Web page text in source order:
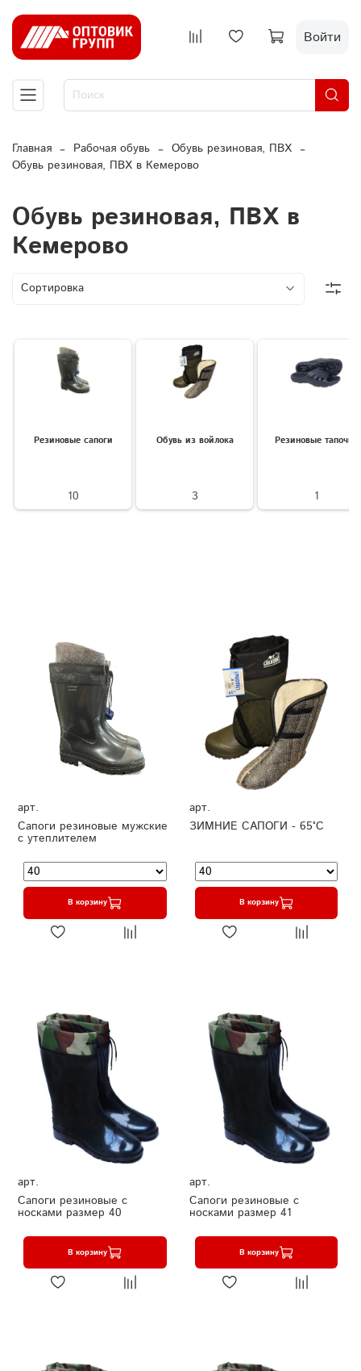
Войти
Главная Рабочая обувь
Обувь резиновая, ПВХ
Обувь резиновая, ПВХ в Кемерово
Обувь резиновая, ПВХ в
Кемерово
Резиновые сапоги
10
Обувь из войлока
3
Резиновые тапочки
1
арт.
Сапоги резиновые мужские
с утеплителем
В корзину
арт.
ЗИМНИЕ САПОГИ - 65°C
В корзину
арт.
Сапоги резиновые с
носками размер 40
В корзину
арт.
Сапоги резиновые с
носками размер 41
В корзину